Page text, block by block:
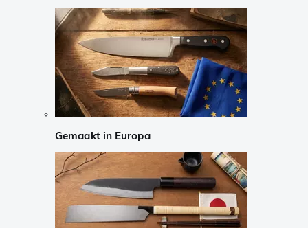
Gemaakt in Europa